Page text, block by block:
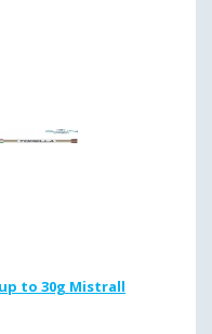
up to 30g Mistrall